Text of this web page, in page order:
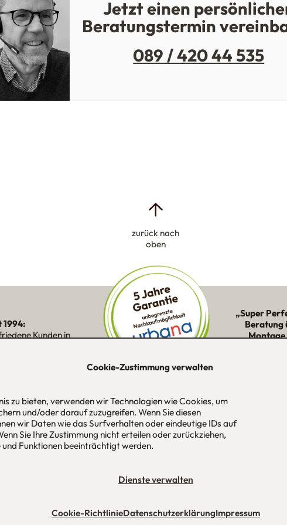
Cookie-Zustimmung verwalten
zu bieten, verwenden wir Technologien wie Cookies, um
und/oder darauf zuzugreifen. Wenn Sie diesen
wir Daten wie das Surfverhalten oder eindeutige IDs auf
Sie Ihre Zustimmung nicht erteilen oder zurückziehen,
Funktionen beeinträchtigt werden.
Dienste verwalten
Cookie-RichtlinieDatenschutzerklärungImpressum
Jetzt einen
Beratungstermin
089 / 420 44 535
zurück nach
oben
1994:
Kunden in
„Super
Beratung
Montage
Pinsel-Str. 1
Haar / München
Tel
089 / 420 44 535
Fax
089 / 456 00 646
E-Mail
mail@urbana-moebel.de
Datenschutzerklärung Stellenangebote
Maßmöbel München